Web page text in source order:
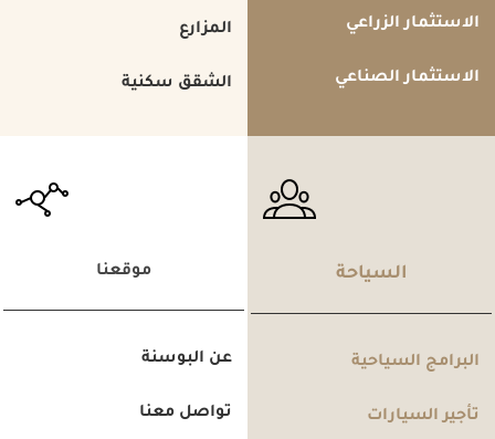
الاستثمار الزراعي
الاستثمار الصناعي
المزارع
الشقق سكنية
السياحة
البرامج السياحية
تأجير السيارات
موقعنا
عن البوسنة
تواصل معنا